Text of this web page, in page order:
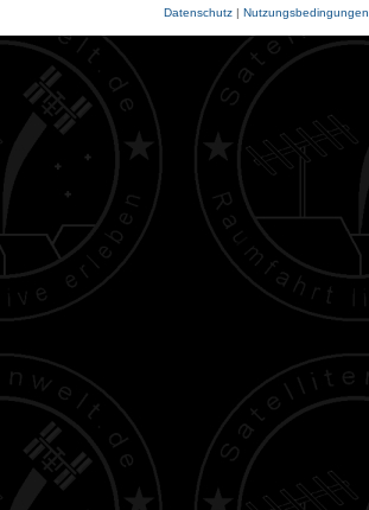
Datenschutz| Nutzungsbedingungen